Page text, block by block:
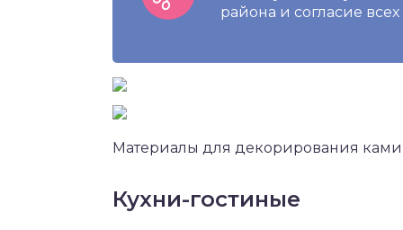
района и согласие
Материалы для декорирования
Кухни-гостиные